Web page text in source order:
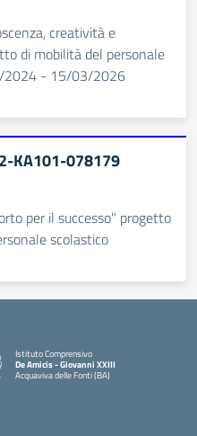
creatività e
di mobilità del personale
2024 - 15/03/2026
KA101-078179
per il successo" progetto
scolastico
Istituto Comprensivo
De Amicis - Giovanni XXIII
Acquaviva delle Fonti (BA)
— Visita la pagina iniziale della scuola